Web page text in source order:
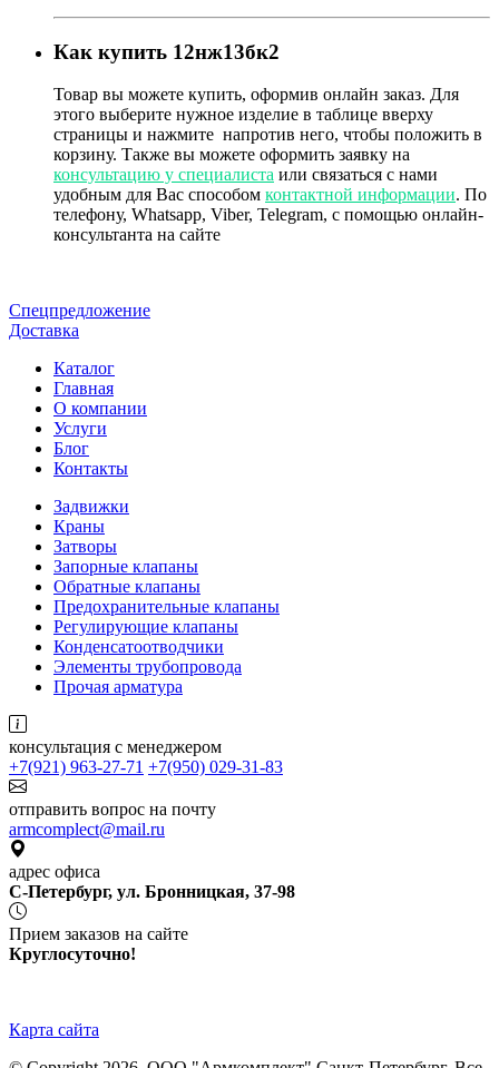
Как купить 12нж13бк2
Товар вы можете купить, оформив онлайн заказ. Для
этого выберите нужное изделие в таблице вверху
страницы и нажмите напротив него, чтобы положить в
корзину. Также вы можете оформить заявку на
консультацию у специалиста или связаться с нами
удобным для Вас способом контактной информации. По
телефону, Whatsapp, Viber, Telegram, с помощью онлайн-
консультанта на сайте
Спецпредложение
Доставка
Каталог
Главная
О компании
Услуги
Блог
Контакты
Задвижки
Краны
Затворы
Запорные клапаны
Обратные клапаны
Предохранительные клапаны
Регулирующие клапаны
Конденсатоотводчики
Элементы трубопровода
Прочая арматура
консультация с менеджером
+7(921) 963-27-71 +7(950) 029-31-83
отправить вопрос на почту
armcomplect@mail.ru
адрес офиса
С-Петербург, ул. Бронницкая, 37-98
Прием заказов на сайте
Круглосуточно!
Карта сайта